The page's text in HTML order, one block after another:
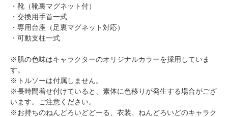
・靴（靴裏マグネット付）
・交換用手首一式
・専用台座（足裏マグネット対応）
・可動支柱一式
※肌の色味はキャラクターのオリジナルカラーを採用していま
す。
※トルソーは付属しません。
※長時間着せ付けていると、素体に色移りが発生する場合がござ
います。ご注意ください。
※お持ちのねんどろいどどーる、衣装、ねんどろいどのキャラク